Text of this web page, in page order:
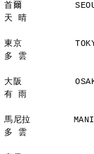
首爾
天 晴
東京
多 雲
大阪
有 雨
馬尼拉
多 雲